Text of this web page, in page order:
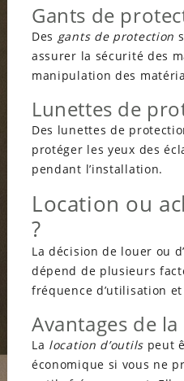
Gants de
Des gants de protection
assurer la sécurité des
manipulation des
Lunettes de
Des lunettes de
protéger les yeux des
pendant l’installation.
Location ou
?
La décision de louer ou
dépend de plusieurs
fréquence d’utilisation
Avantages de
La location d’outilspeut
économique si vous ne